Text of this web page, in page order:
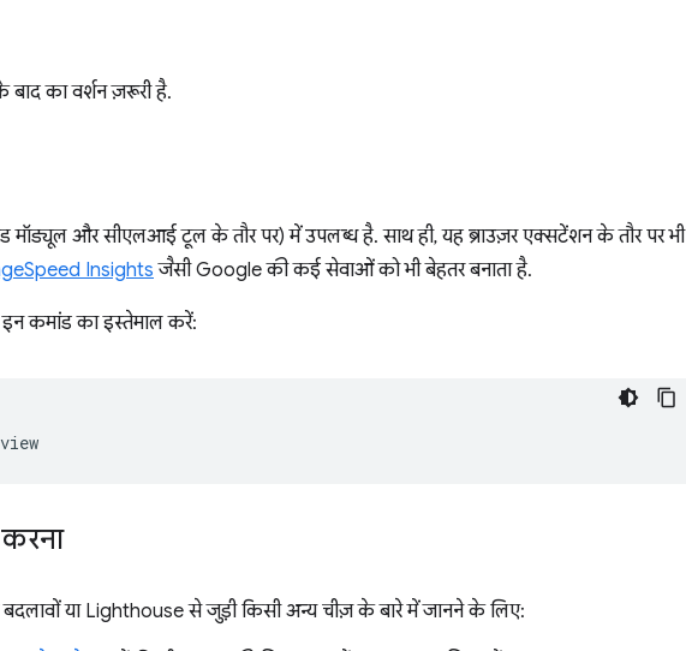
का वर्शन ज़रूरी है.
मॉड्यूल और सीएलआई टूल के तौर पर) में उपलब्ध है. साथ ही, यह ब्राउज़र एक्सटेंशन के तौर पर भी
Insightsजैसी Google की कई सेवाओं को भी बेहतर बनाता है.
कमांड का इस्तेमाल करें:
या Lighthouse से जुड़ी किसी अन्य चीज़ के बारे में जानने के लिए: